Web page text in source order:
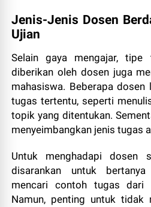
Jenis-Jenis Dosen
Ujian
Selain gaya mengajar,
diberikan oleh dosen juga
mahasiswa. Beberapa
tugas tertentu, seperti
topik yang ditentukan.
menyeimbangkan jenis tugas
Untuk menghadapi dosen
disarankan untuk
mencari contoh tugas dari
Namun, penting untuk tidak